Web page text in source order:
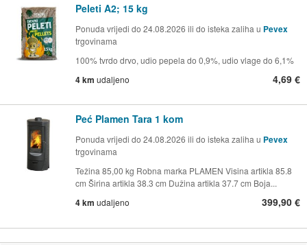
Peleti A2; 15 kg
Ponuda vrijedi do 24.08.2026 ili do isteka zaliha u Pevex
trgovinama
100% tvrdo drvo, udio pepela do 0,9%, udio vlage do 6,1%
4 km udaljeno 4,69 €
Peć Plamen Tara 1 kom
Ponuda vrijedi do 24.08.2026 ili do isteka zaliha u Pevex
trgovinama
Težina 85,00 kg Robna marka PLAMEN Visina artikla 85.8
cm Širina artikla 38.3 cm Dužina artikla 37.7 cm Boja...
4 km udaljeno 399,90 €